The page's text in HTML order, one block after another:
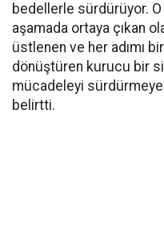
bedellerle sürdürüyor.
aşamada ortaya çıkan
üstlenen ve her adımı
dönüştüren kurucu bir
mücadeleyi
belirtti.